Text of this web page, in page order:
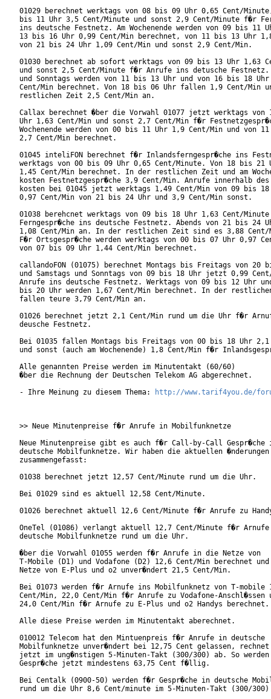
01029 berechnet werktags von 08 bis 09 Uhr 0,65 Cent/
bis 11 Uhr 3,5 Cent/Minute und sonst 2,9 Cent/Minute f�r
ins deutsche Festnetz. Am Wochenende werden von 09 bis 11
13 bis 16 Uhr 0,99 Cent/Min berechnet, von 11 bis 13 Uhr
von 21 bis 24 Uhr 1,09 Cent/Min und sonst 2,9 Cent/Min.
01030 berechnet ab sofort werktags von 09 bis 13 Uhr 1,63
und sonst 2,5 Cent/Minute f�r Anrufe ins detusche Festnetz.
und Sonntags werden von 11 bis 13 Uhr und von 16 bis 18
Cent/Min berechnet. Von 18 bis 06 Uhr fallen 1,9 Cent/Min
restlichen Zeit 2,5 Cent/Min an.
Callax berechnet �ber die Vorwahl 01077 jetzt werktags von
Uhr 1,63 Cent/Min und sonst 2,7 Cent/Min f�r
Wochenende werden von 00 bis 11 Uhr 1,9 Cent/Min und von
2,7 Cent/Min berechnet.
01045 inteliFON berechnet f�r Inlandsferngespr�che ins
werktags von 00 bis 09 Uhr 0,65 Cent/Minute. Von 18 bis 21
1,45 Cent/Min berechnet. In der restlichen Zeit und am
kosten Festnetzgespr�che 3,9 Cent/Min. Anrufe innerhalb
kosten bei 01045 jetzt werktags 1,49 Cent/Min von 09 bis
0,97 Cent/Min von 21 bis 24 Uhr und 3,9 Cent/Min sonst.
01038 berehcnet werktags von 09 bis 18 Uhr 1,63 Cent/
Ferngespr�che ins deutsche Festnetz. Abends von 21 bis 24
1,08 Cent/Min an. In der restlichen Zeit sind es 3,88 Cent/
F�r Ortsgespr�che werden werktags von 00 bis 07 Uhr 0,97
von 07 bis 09 Uhr 1,44 Cent/Min berechnet.
callandoFON (01075) berechnet Montags bis Freitags von 20
und Samstags und Sonntags von 09 bis 18 Uhr jetzt 0,99
Anrufe ins deutsche Festnetz. Werktags von 09 bis 12 Uhr
bis 20 Uhr werden 1,67 Cent/Min berechnet. In der
fallen teure 3,79 Cent/Min an.
01026 berechnet jetzt 2,1 Cent/Min rund um die Uhr f�r
deusche Festnetz.
Bei 01035 fallen Montags bis Freitags von 00 bis 18 Uhr 2,1
und sonst (auch am Wochenende) 1,8 Cent/Min f�r
Alle genannten Preise werden im Minutentakt (60/60)
�ber die Rechnung der Deutschen Telekom AG abgerechnet.
- Ihre Meinung zu diesem Thema:
http://www.tarif4you.de/
>> Neue Minutenpreise f�r Anrufe in Mobilfunknetze
Neue Minutenpreise gibt es auch f�r Call-by-Call Gespr�che
deutsche Mobilfunknetze. Wir haben die aktuellen
zusammengefasst:
01038 berechnet jetzt 12,57 Cent/Minute rund um die Uhr.
Bei 01029 sind es aktuell 12,58 Cent/Minute.
01026 berechnet aktuell 12,6 Cent/Minute f�r Anrufe zu
OneTel (01086) verlangt aktuell 12,7 Cent/Minute f�r
deutsche Mobilfunknetze rund um die Uhr.
�ber die Vorwahl 01055 werden f�r Anrufe in die Netze von
T-Mobile (D1) und Vodafone (D2) 12,6 Cent/Min berechnet
Netze von E-Plus und o2 unver�ndert 21,5 Cent/Min.
Bei 01073 werden f�r Arnufe ins Mobilfunknetz von T-mobile
Cent/Min, 22,0 Cent/Min f�r Anrufe zu Vodafone-Anschl�ssen
24,0 Cent/Min f�r Arnufe zu E-Plus und o2 Handys berechnet.
Alle diese Preise werden im Minutentakt aberechnet.
010012 Telecom hat den Mintuenpreis f�r Anrufe in deutsche
Mobilfunknetze unver�ndert bei 12,75 Cent gelassen,
jetzt im ung�nstigen 5-Minuten-Takt (300/300) ab. So
Gespr�che jetzt mindestens 63,75 Cent f�llig.
Bei Centalk (0900-50) werden f�r Gespr�che in deutsche
rund um die Uhr 8,6 Cent/minute im 5-Minuten-Takt (300/